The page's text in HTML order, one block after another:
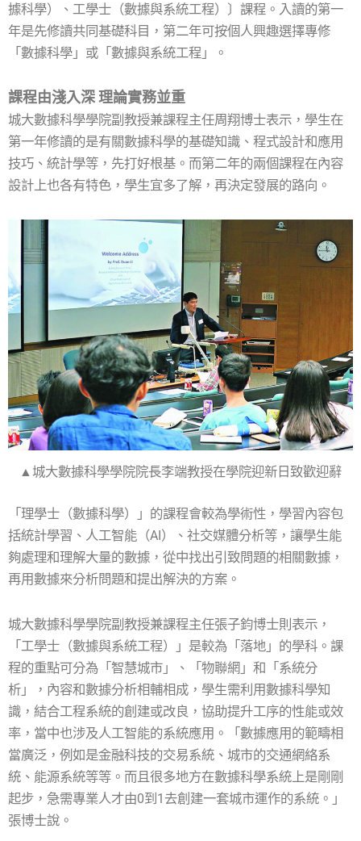
據科學）、工學士（數據與系統工程）〕課程。入讀的第一
年是先修讀共同基礎科目，第二年可按個人興趣選擇專修
「數據科學」或「數據與系統工程」。
課程由淺入深 理論實務並重
城大數據科學學院副教授兼課程主任周翔博士表示，學生在
第一年修讀的是有關數據科學的基礎知識、程式設計和應用
技巧、統計學等，先打好根基。而第二年的兩個課程在內容
設計上也各有特色，學生宜多了解，再決定發展的路向。
▲城大數據科學學院院長李端教授在學院迎新日致歡迎辭
「理學士（數據科學）」的課程會較為學術性，學習內容包
括統計學習、人工智能（AI）、社交媒體分析等，讓學生能
夠處理和理解大量的數據，從中找出引致問題的相關數據，
再用數據來分析問題和提出解決的方案。
城大數據科學學院副教授兼課程主任張子鈞博士則表示，
「工學士（數據與系統工程）」是較為「落地」的學科。課
程的重點可分為「智慧城市」、「物聯網」和「系統分
析」，內容和數據分析相輔相成，學生需利用數據科學知
識，結合工程系統的創建或改良，協助提升工序的性能或效
率，當中也涉及人工智能的系統應用。「數據應用的範疇相
當廣泛，例如是金融科技的交易系統、城市的交通網絡系
統、能源系統等等。而且很多地方在數據科學系統上是剛剛
起步，急需專業人才由0到1去創建一套城市運作的系統。」
張博士說。